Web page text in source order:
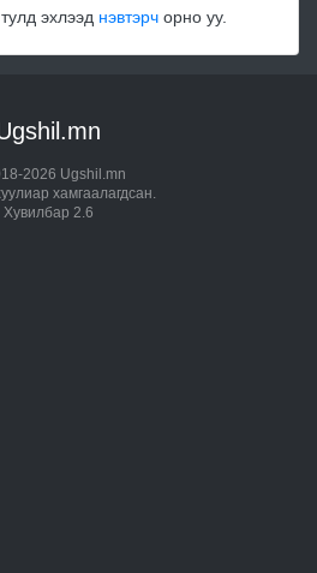
эхлээд нэвтэрч орно уу.
2026 Ugshil.mn
хамгаалагдсан.
Хувилбар 2.6